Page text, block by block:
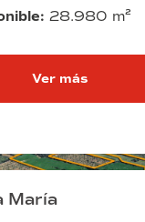
28.980 m²
Ver más
María